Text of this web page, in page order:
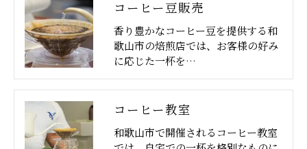
コーヒー豆販売
香り豊かなコーヒー豆を提供する和
歌山市の焙煎店では、お客様の好み
に応じた一杯を…
コーヒー教室
和歌山市で開催されるコーヒー教室